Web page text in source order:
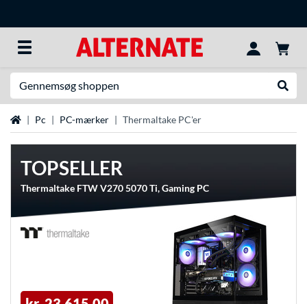
Startside
Pc PC-mærker Thermaltake PC'er
TOPSELLER
Thermaltake FTW V270 5070 Ti, Gaming PC